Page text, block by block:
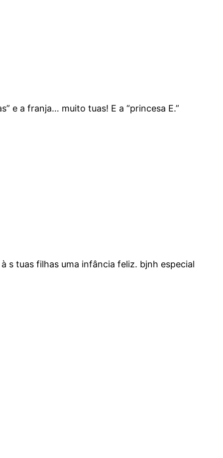
e a franja… muito tuas! E a “princesa E.”
s tuas filhas uma infância feliz. bjnh especial